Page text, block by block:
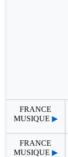
FRANCE
MUSIQUE ▶
FRANCE
MUSIQUE ▶